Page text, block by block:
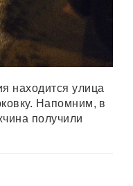
находится улица
Напомним, в
получили